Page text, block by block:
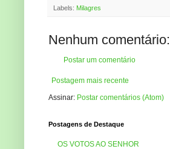
Labels: Milagres
Nenhum comentário:
Postar um comentário
Postagem mais recente
Assinar: Postar comentários (Atom)
Postagens de Destaque
OS VOTOS AO SENHOR